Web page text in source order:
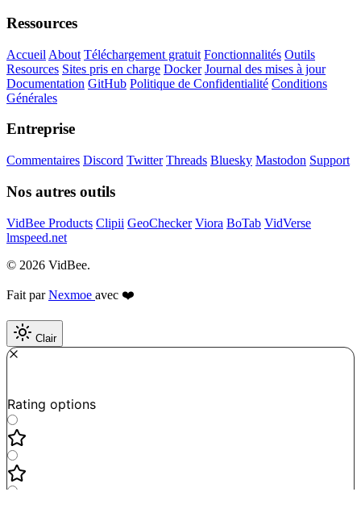
Ressources
Accueil About Téléchargement gratuit Fonctionnalités Outils
Resources Sites pris en charge Docker Journal des mises à jour
Documentation GitHub Politique de Confidentialité Conditions
Générales
Entreprise
Commentaires Discord Twitter Threads Bluesky Mastodon Support
Nos autres outils
VidBee Products Clipii GeoChecker Viora BoTab VidVerse
lmspeed.net
© 2026 VidBee.
Fait parNexmoe avec ❤️
Clair
Rating options